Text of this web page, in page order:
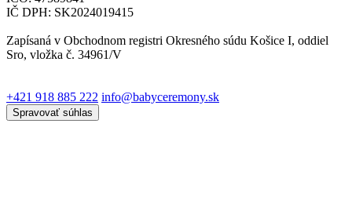
IČ DPH: SK2024019415
Zapísaná v Obchodnom registri Okresného súdu Košice I, oddiel
Sro, vložka č. 34961/V
+421 918 885 222 info@babyceremony.sk
Spravovať súhlas